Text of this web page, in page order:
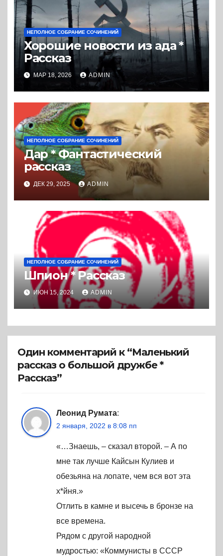
НЕПОЛНОЕ СОБРАНИЕ СОЧИНЕНИЙ
Хорошие новости из ада *
Рассказ
МАР 18, 2026 ADMIN
НЕПОЛНОЕ СОБРАНИЕ СОЧИНЕНИЙ
Дар * Фантастический
рассказ
ДЕК 29, 2025 ADMIN
НЕПОЛНОЕ СОБРАНИЕ СОЧИНЕНИЙ
Шпион * Рассказ
ИЮН 15, 2024 ADMIN
Один комментарий к “Маленький
рассказ о большой дружбе *
Рассказ”
Леонид Румата:
2 января, 2022 в 8:08 пп
«…Знаешь, – сказал второй. – А по
мне так лучше Кайсын Кулиев и
обезьяна на лопате, чем вся вот эта
х*йня.»
Отлить в камне и высечь в бронзе на
все времена.
Рядом с другой народной
мудростью: «Коммунисты в СССР